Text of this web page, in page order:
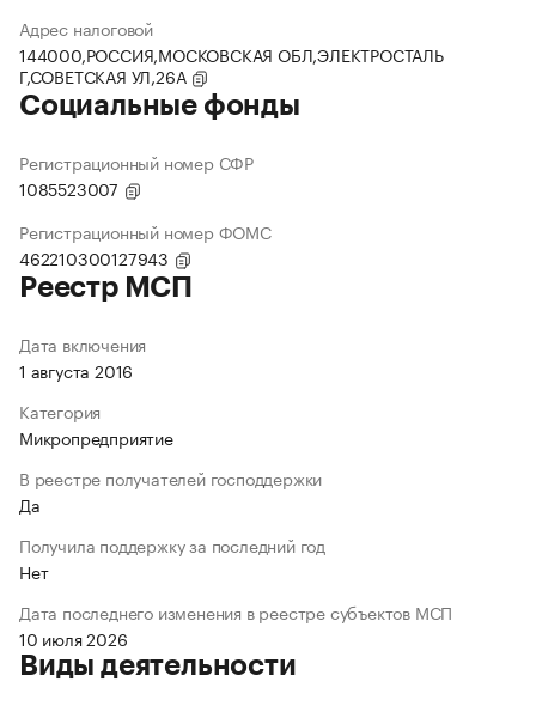
Адрес налоговой
144000,РОССИЯ,МОСКОВСКАЯ ОБЛ,ЭЛЕКТРОСТАЛЬ
Г,СОВЕТСКАЯ УЛ,26А
Социальные фонды
Регистрационный номер СФР
1085523007
Регистрационный номер ФОМС
462210300127943
Реестр МСП
Дата включения
1 августа 2016
Категория
Микропредприятие
В реестре получателей господдержки
Да
Получила поддержку за последний год
Нет
Дата последнего изменения в реестре субъектов МСП
10 июля 2026
Виды деятельности